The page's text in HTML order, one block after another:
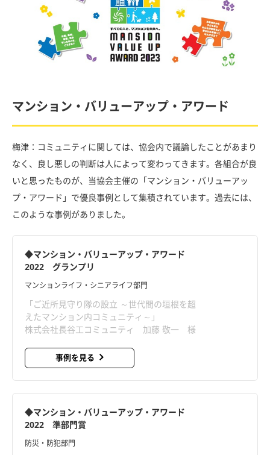
マンション・バリューアップ・アワード
梅津：コミュニティに関しては、協会内で議論したことがあまり
なく、良し悪しの判断は人によって変わってきます。各組合が良
いと思ったものが、当協会主催の「マンション・バリューアッ
プ・アワード」で優良事例として集積されています。過去には、
このような事例がありました。
◆マンション・バリューアップ・アワード
2022 グランプリ
マンションライフ・シニアライフ部門
「ご近所見守り隊の設立 ～世代間の垣根を超
えたマンション内コミュニティ～」
株式会社長谷工コミュニティ 加藤 敬一 様
事例を見る
◆マンション・バリューアップ・アワード
2022 準部門賞
防災・防犯部門